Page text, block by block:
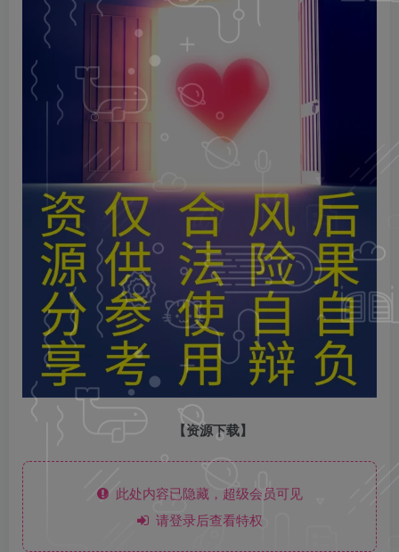
【资源下载】
此处内容已隐藏，超级会员可见
请登录后查看特权